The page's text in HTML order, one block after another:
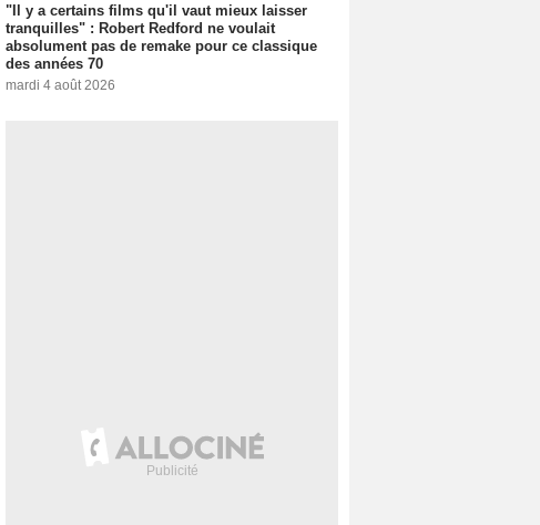
"Il y a certains films qu'il vaut mieux laisser
tranquilles" : Robert Redford ne voulait
absolument pas de remake pour ce classique
des années 70
mardi 4 août 2026